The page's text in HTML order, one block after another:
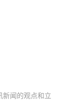
新闻的观点和立